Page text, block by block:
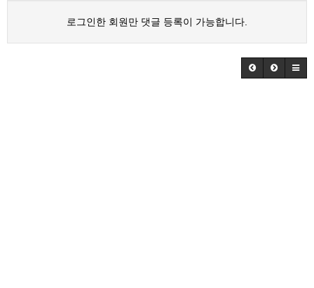
로그인한 회원만 댓글 등록이 가능합니다.